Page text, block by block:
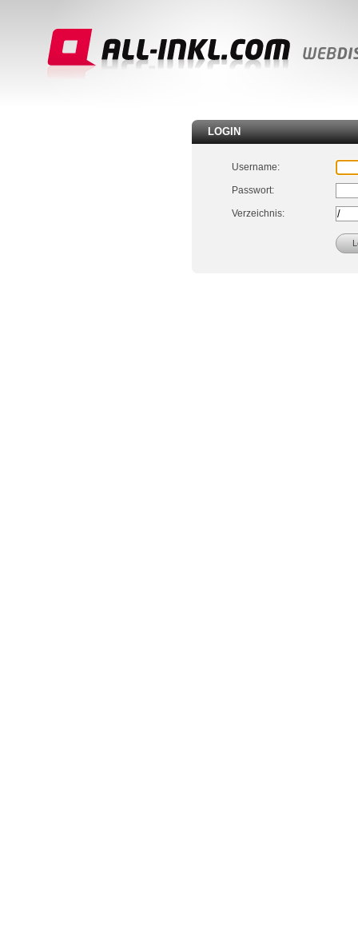
LOGIN
Username:
Passwort:
Verzeichnis: